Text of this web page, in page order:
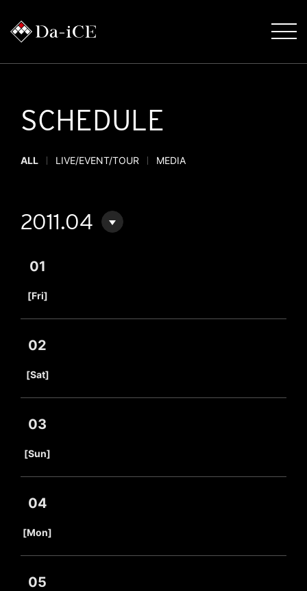
SCHEDULE
ALL LIVE/EVENT/TOUR MEDIA
2011.04
01
[Fri]
02
[Sat]
03
[Sun]
04
[Mon]
05